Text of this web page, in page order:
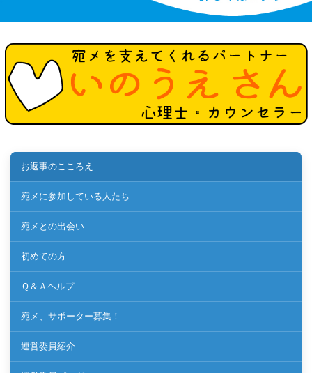
お返事のこころえ
宛メに参加している人たち
宛メとの出会い
初めての方
Ｑ＆Ａヘルプ
宛メ、サポーター募集！
運営委員紹介